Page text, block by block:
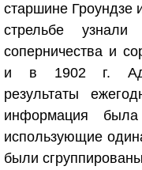
старшине Гроундзе
стрельбе
соперничества и
и в 1902 г.
результаты
информация
использующие
были